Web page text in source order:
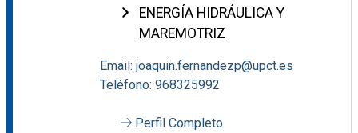
ENERGÍA HIDRÁULICA Y
MAREMOTRIZ
Email: joaquin.fernandezp@upct.es
Teléfono: 968325992
Perfil Completo